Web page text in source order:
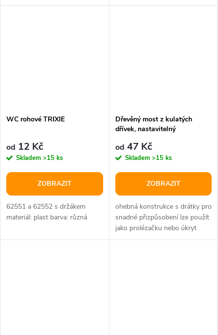
pro vyšší účinek umístěte
větrací otvory zajišťující...
WC rohové TRIXIE
od 12 Kč
Skladem >15 ks
ZOBRAZIT
62551 a 62552 s držákem
materiál: plast barva: různá
Dřevěný most z kulatých
dřívek, nastavitelný
od 47 Kč
Skladem >15 ks
ZOBRAZIT
ohebná konstrukce s drátky pro
snadné přizpůsobení lze použít
jako prolézačku nebo úkryt
materiál: přírodní dřevo